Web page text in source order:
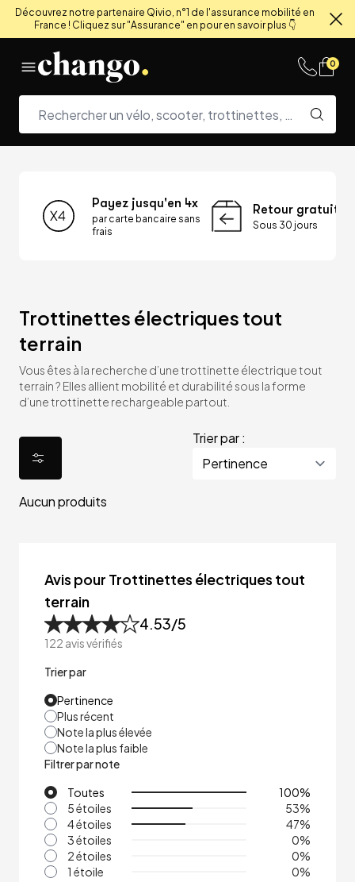
Découvrez notre partenaire Qivio, n°1 de l'assurance mobilité en
France ! Cliquez sur "Assurance" en pour en savoir plus 👇
0
Payez jusqu'en 4x
par carte bancaire sans
frais
Retour gratuit
Sous 30 jours
Trottinettes électriques tout
terrain
Vous êtes à la recherche d’une trottinette électrique tout
terrain ? Elles allient mobilité et durabilité sous la forme
d’une trottinette rechargeable partout.
Trier par :
Aucun produits
Avis pour Trottinettes électriques tout
terrain
4.53/5
122 avis vérifiés
Trier par
Pertinence
Plus récent
Note la plus élevée
Note la plus faible
Filtrer par note
Toutes
100%
5 étoiles
53%
4 étoiles
47%
3 étoiles
0%
2 étoiles
0%
1 étoile
0%